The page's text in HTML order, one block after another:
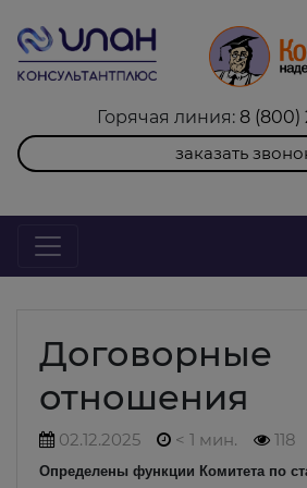
Горячая линия: 8 (800)
заказать
Договорные
отношения
02.12.2025 < 1 мин. 118
Определены функции Комитета по